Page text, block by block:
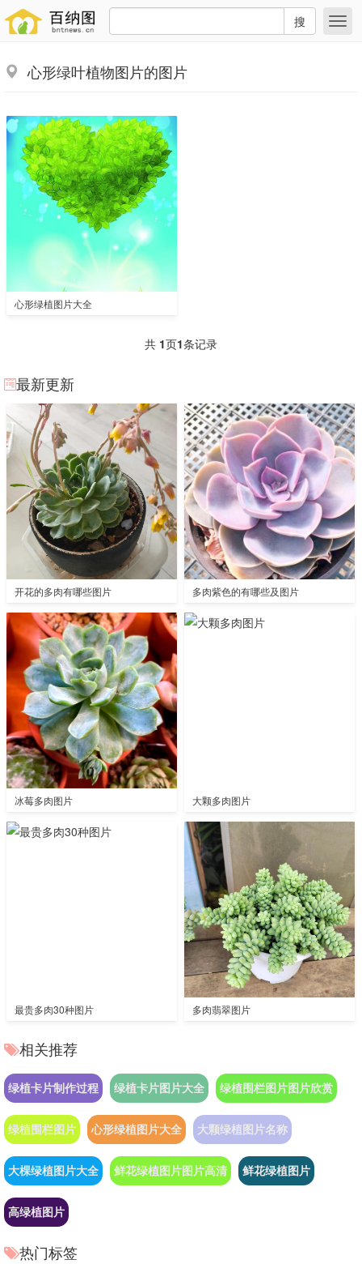
搜
心形绿叶植物图片的图片
心形绿植图片大全
共 1页1条记录
最新更新
开花的多肉有哪些图片 多肉紫色的有哪些及图片
冰莓多肉图片 大颗多肉图片
最贵多肉30种图片 多肉翡翠图片
相关推荐
绿植卡片制作过程 绿植卡片图片大全 绿植围栏图片图片欣赏
绿植围栏图片 心形绿植图片大全 大颗绿植图片名称
大棵绿植图片大全 鲜花绿植图片图片高清 鲜花绿植图片
高绿植图片
热门标签